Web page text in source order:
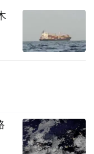
一种繁荣的趋